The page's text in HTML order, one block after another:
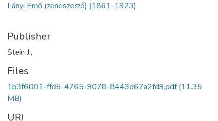
Lányi Ernő (zeneszerző) (1861-1923)
Publisher
Stein J.,
Files
1b3f6001-ffd5-4765-9078-8443d67a2fd9.pdf(11.35
MB)
URI